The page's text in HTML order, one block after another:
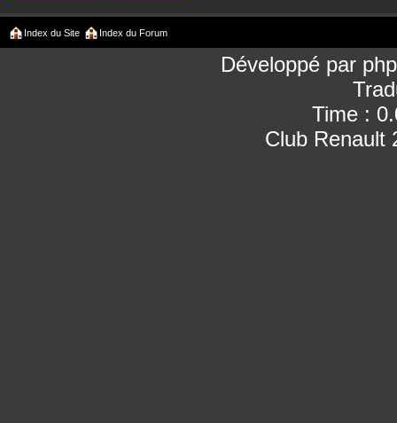
Index du Site Index du Forum
Développé par
Time :
Club Renault